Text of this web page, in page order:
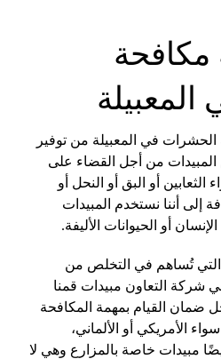
في المعبيلة من توفير
من أجل القضاء على
أو البق أو النحل أو
إلى أننا نستخدم المبيدات
أو الحيوانات الأليفة.
التي تُساهم في التخلص من
شركة التعاون مبيدات قمنا
ضمان القيام بمهمة المكافحة
الأمريكي أو الألماني،
مبيدات خاصة بالمزارع وهي لا